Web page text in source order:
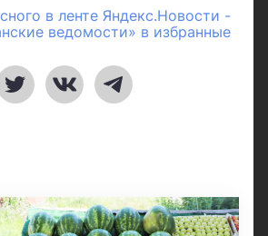
в ленте Яндекс.Новости -
ведомости» в избранные